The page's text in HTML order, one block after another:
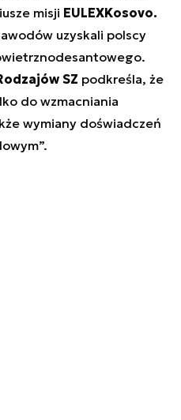
misji EULEXKosovo.
uzyskali polscy
SZ podkreśla, że
do wzmacniania
wymiany doświadczeń